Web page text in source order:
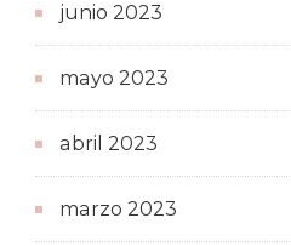
junio 2023
mayo 2023
abril 2023
marzo 2023